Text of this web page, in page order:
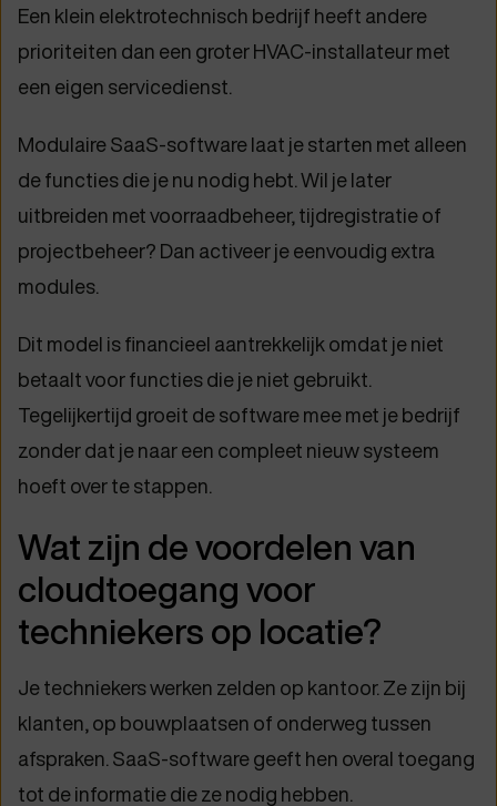
Een klein elektrotechnisch bedrijf heeft andere
prioriteiten dan een groter HVAC-installateur met
een eigen servicedienst.
Modulaire SaaS-software laat je starten met alleen
de functies die je nu nodig hebt. Wil je later
uitbreiden met voorraadbeheer, tijdregistratie of
projectbeheer? Dan activeer je eenvoudig extra
modules.
Dit model is financieel aantrekkelijk omdat je niet
betaalt voor functies die je niet gebruikt.
Tegelijkertijd groeit de software mee met je bedrijf
zonder dat je naar een compleet nieuw systeem
hoeft over te stappen.
Wat zijn de voordelen van
cloudtoegang voor
techniekers op locatie?
Je techniekers werken zelden op kantoor. Ze zijn bij
klanten, op bouwplaatsen of onderweg tussen
afspraken. SaaS-software geeft hen overal toegang
tot de informatie die ze nodig hebben.